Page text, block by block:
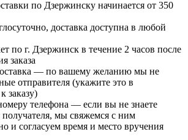
по Дзержинску начинается от 350
доставка доступна в любой
по г. Дзержинск в течение 2 часов после
заказа
— по вашему желанию мы не
отправителя (укажите это в
заказу)
телефона — если вы не знаете
получателя, мы свяжемся с ним
и согласуем время и место вручения